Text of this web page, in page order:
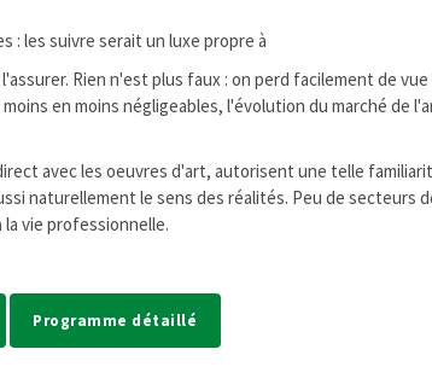
: les suivre serait un luxe propre à
Rien n'est plus faux : on perd facilement de
en moins négligeables, l'évolution du marché de
avec les oeuvres d'art, autorisent une telle
naturellement le sens des réalités. Peu de secteurs
vie professionnelle.
Programme détaillé